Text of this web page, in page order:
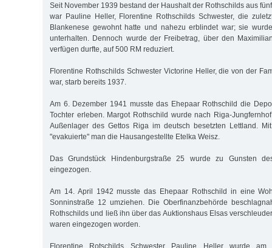
Seit November 1939 bestand der Haushalt der Rothschilds aus
war Pauline Heller, Florentine Rothschilds Schwester, die
Blankenese gewohnt hatte und nahezu erblindet war; sie
unterhalten. Dennoch wurde der Freibetrag, über den
verfügen durfte, auf 500 RM reduziert.
Florentine Rothschilds Schwester Victorine Heller, die von der
war, starb bereits 1937.
Am 6. Dezember 1941 musste das Ehepaar Rothschild die
Tochter erleben. Margot Rothschild wurde nach Riga-
Außenlager des Gettos Riga im deutsch besetzten Lettland.
"evakuierte" man die Hausangestellte Etelka Weisz.
Das Grundstück Hindenburgstraße 25 wurde zu Gunsten
eingezogen.
Am 14. April 1942 musste das Ehepaar Rothschild in eine
Sonninstraße 12 umziehen. Die Oberfinanzbehörde
Rothschilds und ließ ihn über das Auktionshaus Elsas
waren eingezogen worden.
Florentine Rotschilds Schwester Pauline Heller wurde